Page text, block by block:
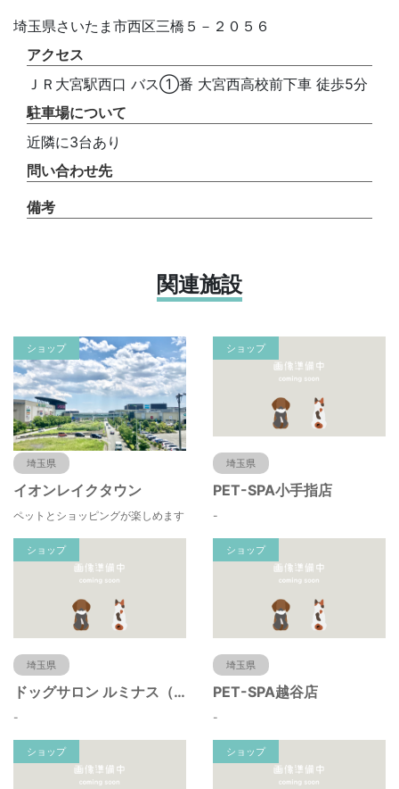
埼玉県さいたま市西区三橋５－２０５６
アクセス
ＪＲ大宮駅西口 バス①番 大宮西高校前下車 徒歩5分
駐車場について
近隣に3台あり
問い合わせ先
備考
関連施設
ショップ
埼玉県
イオンレイクタウン
ペットとショッピングが楽しめます
ショップ
埼玉県
PET-SPA小手指店
-
ショップ
埼玉県
ドッグサロン ルミナス（川口市・蕨市・戸田・浦和・大宮）べドリントンテリア＆トイプードルの
-
ショップ
埼玉県
PET-SPA越谷店
-
ショップ ショップ